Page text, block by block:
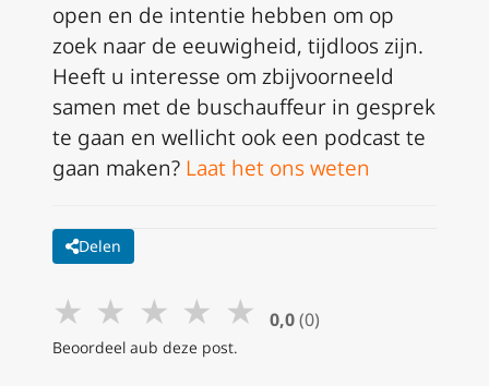
open en de intentie hebben om op
zoek naar de eeuwigheid, tijdloos zijn.
Heeft u interesse om zbijvoorneeld
samen met de buschauffeur in gesprek
te gaan en wellicht ook een podcast te
gaan maken? Laat het ons weten
Delen
★ ★ ★ ★ ★ 0,0 (0)
Beoordeel aub deze post.